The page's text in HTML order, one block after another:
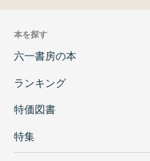
本を探す
六一書房の本
ランキング
特価図書
特集